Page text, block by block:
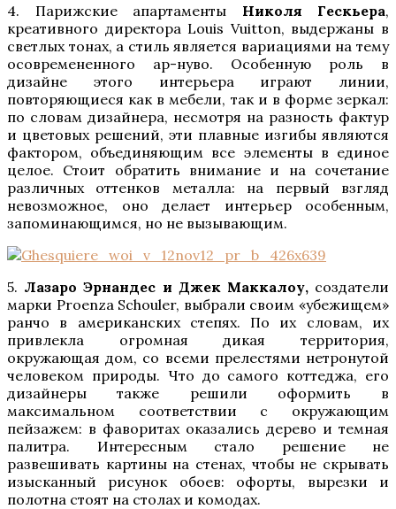
4. Парижские апартаменты Николя Гескьера,
креативного директора Louis Vuitton, выдержаны в
светлых тонах, а стиль является вариациями на тему
осовремененного ар-нуво. Особенную роль в
дизайне этого интерьера играют линии,
повторяющиеся как в мебели, так и в форме зеркал:
по словам дизайнера, несмотря на разность фактур
и цветовых решений, эти плавные изгибы являются
фактором, объединяющим все элементы в единое
целое. Стоит обратить внимание и на сочетание
различных оттенков металла: на первый взгляд
невозможное, оно делает интерьер особенным,
запоминающимся, но не вызывающим.
5. Лазаро Эрнандес и Джек Маккалоу, создатели
марки Proenza Schouler, выбрали своим «убежищем»
ранчо в американских степях. По их словам, их
привлекла огромная дикая территория,
окружающая дом, со всеми прелестями нетронутой
человеком природы. Что до самого коттеджа, его
дизайнеры также решили оформить в
максимальном соответствии с окружающим
пейзажем: в фаворитах оказались дерево и темная
палитра. Интересным стало решение не
развешивать картины на стенах, чтобы не скрывать
изысканный рисунок обоев: офорты, вырезки и
полотна стоят на столах и комодах.